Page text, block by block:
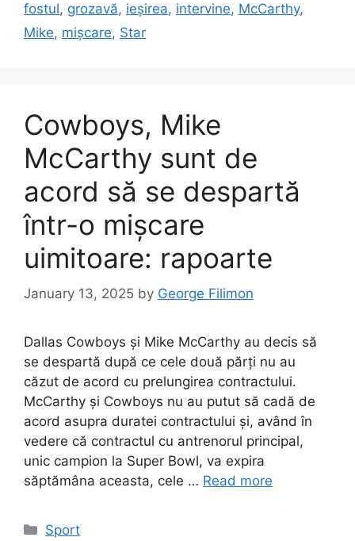
fostul, grozavă, ieșirea, intervine, McCarthy,
Mike, mișcare, Star
Cowboys, Mike
McCarthy sunt de
acord să se despartă
într-o mișcare
uimitoare: rapoarte
January 13, 2025 by George Filimon
Dallas Cowboys și Mike McCarthy au decis să
se despartă după ce cele două părți nu au
căzut de acord cu prelungirea contractului.
McCarthy și Cowboys nu au putut să cadă de
acord asupra duratei contractului și, având în
vedere că contractul cu antrenorul principal,
unic campion la Super Bowl, va expira
săptămâna aceasta, cele … Read more
Categories
Sport